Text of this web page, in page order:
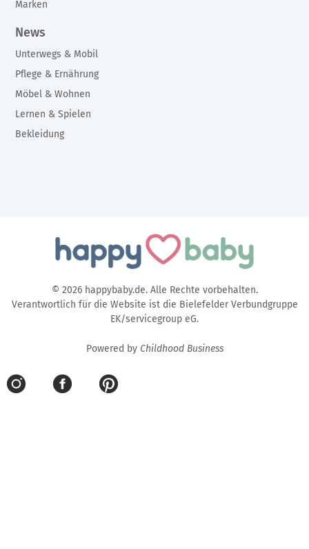
Marken
News
Unterwegs & Mobil
Pflege & Ernährung
Möbel & Wohnen
Lernen & Spielen
Bekleidung
© 2026 happybaby.de. Alle Rechte vorbehalten.
Verantwortlich für die Website ist die Bielefelder Verbundgruppe
EK/servicegroup eG.
Powered by Childhood Business